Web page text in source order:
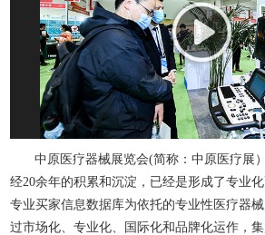
中原医疗器械展览会(简称：中原医疗展
经20余年的积累和沉淀，已经是形成了专业
专业买家信息数据库为依托的专业性医疗器
过市场化、专业化、国际化和品牌化运作，